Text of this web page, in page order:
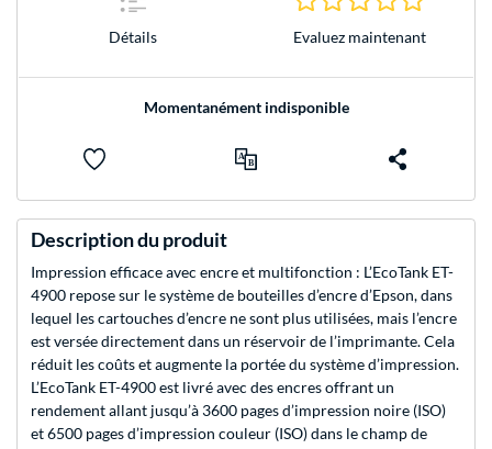
Détails Evaluez maintenant
Momentanément indisponible
Description du produit
Impression efficace avec encre et multifonction : L’EcoTank ET-
4900 repose sur le système de bouteilles d’encre d’Epson, dans
lequel les cartouches d’encre ne sont plus utilisées, mais l’encre
est versée directement dans un réservoir de l’imprimante. Cela
réduit les coûts et augmente la portée du système d’impression.
L’EcoTank ET-4900 est livré avec des encres offrant un
rendement allant jusqu’à 3600 pages d’impression noire (ISO)
et 6500 pages d’impression couleur (ISO) dans le champ de